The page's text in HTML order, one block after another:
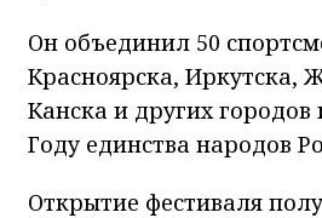
Он объединил 50
Красноярска, Иркутска,
Канска и других
Году единства народов
Открытие фестиваля